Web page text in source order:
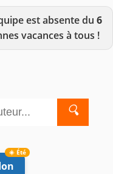
est absente du 6
vacances à tous !
🔍